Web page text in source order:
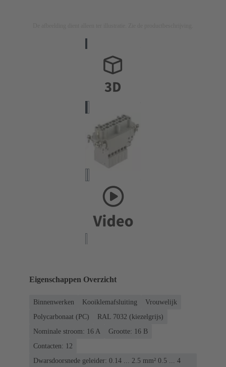
Eigenschappen Overzicht
Binnenwerken Kooiklemafsluiting
Vrouwelijk
Polycarbonaat (PC)
RAL 7032 (kiezelgrijs)
Nominale stroom: ‌16 A
Grootte: 16 B
Contacten: 12
Dwarsdoorsnede geleider: 0.14 ... 2.5 mm² 0.5 ... 4